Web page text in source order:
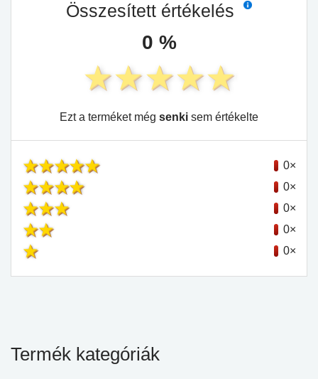
Összesített értékelés
0 %
Ezt a terméket még senki sem értékelte
0×
0×
0×
0×
0×
Termék kategóriák